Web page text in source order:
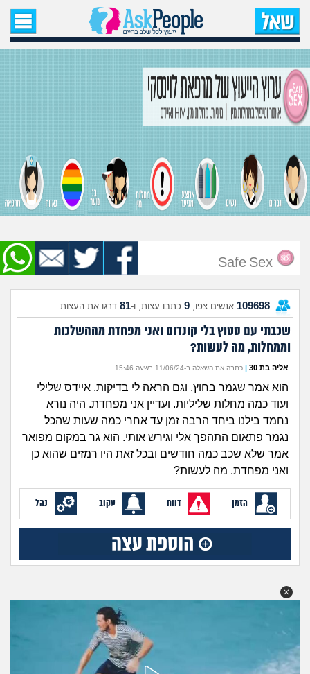
עמוד הבית
שאל שאלה
עצות חדשות
מה קורה כאן?
מתחם הטיפים
מדורים
זוגיות
הורות ומשפחה
מתבגרים
מהבקו"ם... ועד מתי?!
לימודים וסטודנטים
עבודה וקריירה
חברים ואנשים
מה שעובר עליי
שומרים על הגוף
חיפוש שאלות 109698 אנשים צפו, 9 כתבו עצות, ו-81 דרגו את העצות.
שכבתי עם סטוץ בלי קונדום ואני מפחדת מההשלכות
וממחלות, מה לעשות?
אליה בת 30 | כתבה את השאלה ב-11/06/24 בשעה 15:46
הוא אמר שגמר בחוץ. וגם הראה לי בדיקות. איידס שלילי
ועוד כמה מחלות שליליות. ועדיין אני מפחדת. היה נורא
נחמד בילנו ביחד הרבה זמן עד אחרי כמה שעות שהכל
נגמר פתאום התהפך אלי וגירש אותי. הוא גר במקום מפואר
אמר שלא שכב כמה חודשים ובכל זאת היו רמזים שהוא כן
ואני מפחדת. מה לעשות?
הזמן דווח עקוב נהל